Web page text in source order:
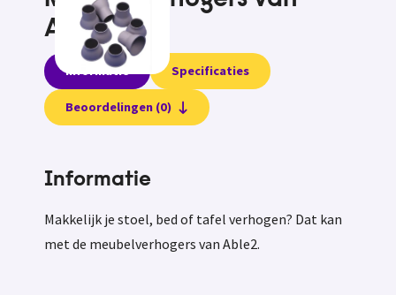
Able2
Informatie Specificaties
Beoordelingen (0)
Informatie
Makkelijk je stoel, bed of tafel verhogen? Dat kan
met de meubelverhogers van Able2.